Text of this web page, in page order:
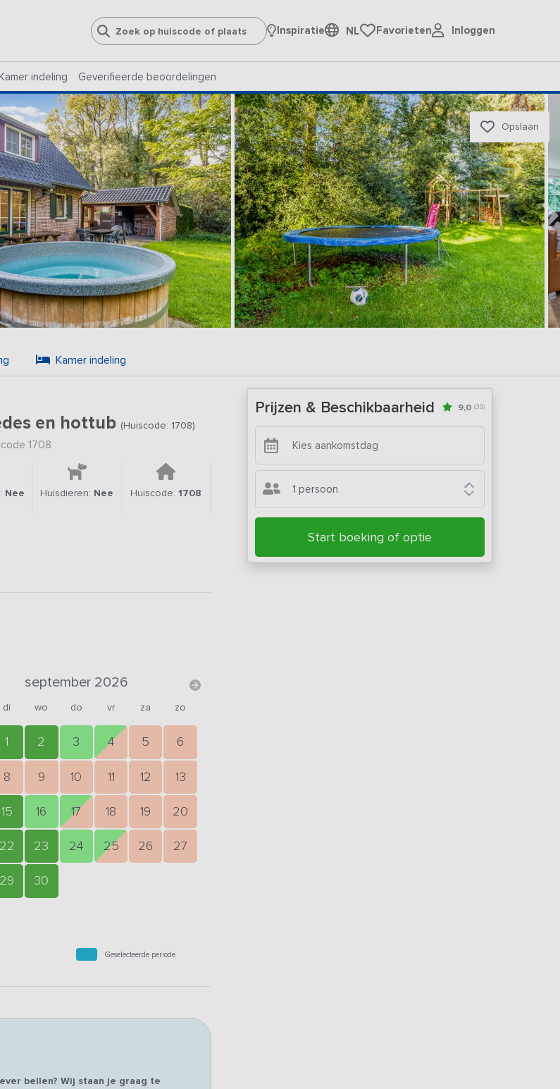
Inspiratie NL Favorieten Inloggen
indeling Geverifieerde beoordelingen
Opslaan
Kamer indeling
en hottub (Huiscode: 1708)
1708
Nee Huisdieren: Nee Huiscode:1708
september 2026
di wo do vr za zo
1 2 3 4 5 6
8 9 10 11 12 13
15 16 17 18 19 20
22 23 24 25 26 27
29 30
Geselecteerde periode
bellen? Wij staan je graag te
Prijzen & Beschikbaarheid 9,0 (39)
1 persoon
Start boeking of optie